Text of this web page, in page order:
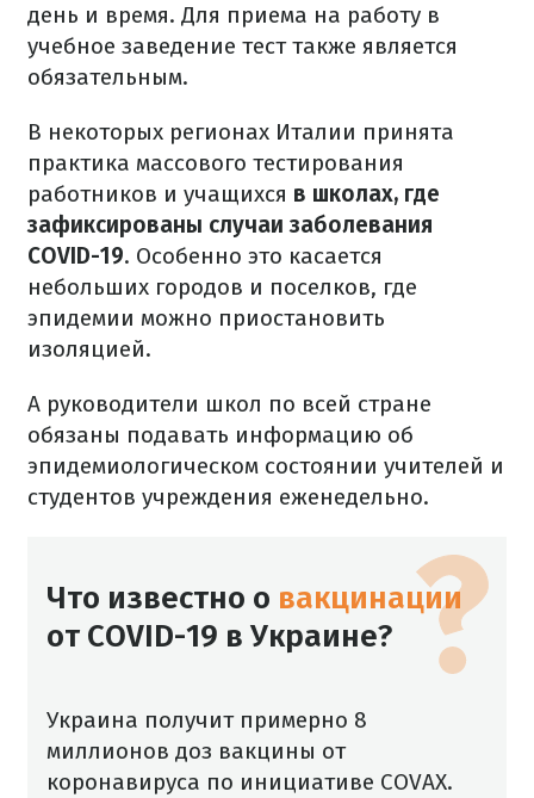
день и время. Для приема на работу в
учебное заведение тест также является
обязательным.
В некоторых регионах Италии принята
практика массового тестирования
работников и учащихся в школах, где
зафиксированы случаи заболевания
COVID-19. Особенно это касается
небольших городов и поселков, где
эпидемии можно приостановить
изоляцией.
А руководители школ по всей стране
обязаны подавать информацию об
эпидемиологическом состоянии учителей и
студентов учреждения еженедельно.
Что известно о вакцинации
от COVID-19 в Украине?
Украина получит примерно 8
миллионов доз вакцины от
коронавируса по инициативе COVAX.